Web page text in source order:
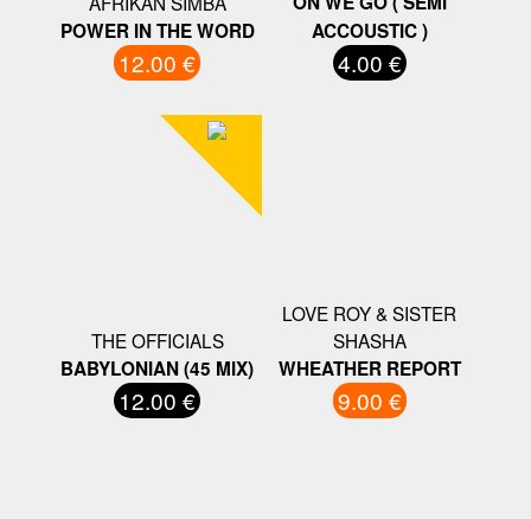
POWER IN THE WORD
12.00 €
ACCOUSTIC )
4.00 €
THE OFFICIALS
BABYLONIAN (45 MIX)
12.00 €
LOVE ROY & SISTER
SHASHA
WHEATHER REPORT
9.00 €